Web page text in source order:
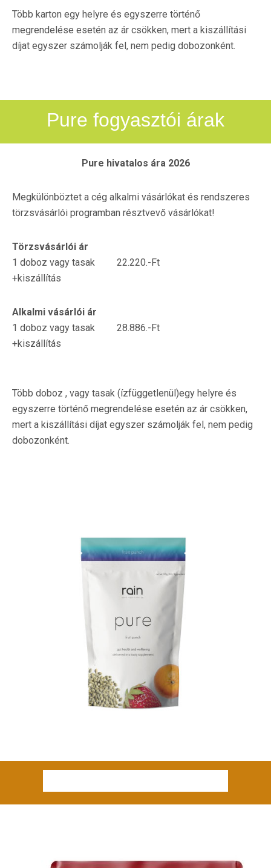
Több karton egy helyre és egyszerre történő
megrendelése esetén az ár csökken, mert a kiszállítási
díjat egyszer számolják fel, nem pedig dobozonként.
Pure fogyasztói árak
Pure hivatalos ára 2026
Megkülönböztet a cég alkalmi vásárlókat és rendszeres
törzsvásárlói programban résztvevő vásárlókat!
Törzsvásárlói ár
1 doboz vagy tasak 22.220.-Ft
+kiszállítás
Alkalmi vásárlói ár
1 doboz vagy tasak 28.886.-Ft
+kiszállítás
Több doboz , vagy tasak (ízfüggetlenül)egy helyre és
egyszerre történő megrendelése esetén az ár csökken,
mert a kiszállítási díjat egyszer számolják fel, nem pedig
dobozonként.